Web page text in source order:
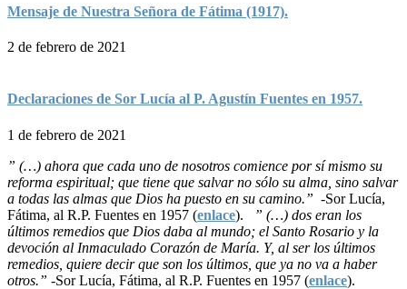
Mensaje de Nuestra Señora de Fátima (1917).
2 de febrero de 2021
Declaraciones de Sor Lucía al P. Agustín Fuentes en 1957.
1 de febrero de 2021
” (…) ahora que cada uno de nosotros comience por sí mismo su
reforma espiritual; que tiene que salvar no sólo su alma, sino salvar
a todas las almas que Dios ha puesto en su camino.” -Sor Lucía,
Fátima, al R.P. Fuentes en 1957 (enlace).
” (…) dos eran los
últimos remedios que Dios daba al mundo; el Santo Rosario y la
devoción al Inmaculado Corazón de María. Y, al ser los últimos
remedios, quiere decir que son los últimos, que ya no va a haber
otros.” -Sor Lucía, Fátima, al R.P. Fuentes en 1957 (enlace).